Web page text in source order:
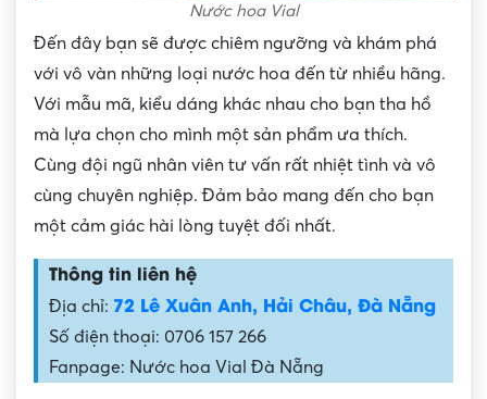
Nước hoa Vial
Đến đây bạn sẽ được chiêm ngưỡng và khám phá
với vô vàn những loại nước hoa đến từ nhiều hãng.
Với mẫu mã, kiểu dáng khác nhau cho bạn tha hồ
mà lựa chọn cho mình một sản phẩm ưa thích.
Cùng đội ngũ nhân viên tư vấn rất nhiệt tình và vô
cùng chuyên nghiệp. Đảm bảo mang đến cho bạn
một cảm giác hài lòng tuyệt đối nhất.
Thông tin liên hệ
Địa chỉ: 72 Lê Xuân Anh, Hải Châu, Đà Nẵng
Số điện thoại: 0706 157 266
Fanpage: Nước hoa Vial Đà Nẵng